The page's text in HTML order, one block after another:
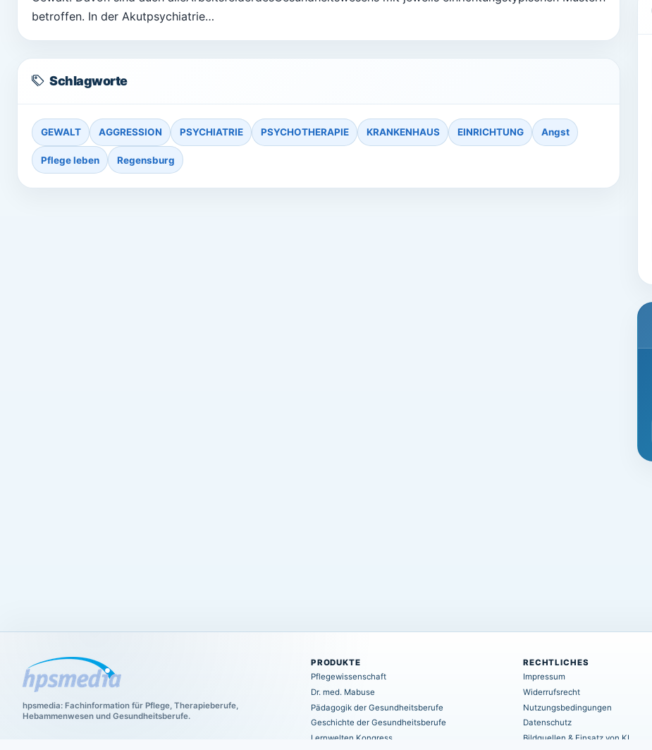
betroffen. In der Akutpsychiatrie…
Schlagworte
GEWALT AGGRESSION PSYCHIATRIE PSYCHOTHERAPIE KRANKENHAUS EINRICHTUNG Angst
Pflege leben Regensburg
hpsmedia: Fachinformation für Pflege, Therapieberufe,
Hebammenwesen und Gesundheitsberufe.
PRODUKTE
Pflegewissenschaft
Dr. med. Mabuse
Pädagogik der Gesundheitsberufe
Geschichte der Gesundheitsberufe
Lernwelten Kongress
RECHTLICHES
Impressum
Widerrufsrecht
Nutzungsbedingungen
Datenschutz
Bildquellen & Einsatz von KI